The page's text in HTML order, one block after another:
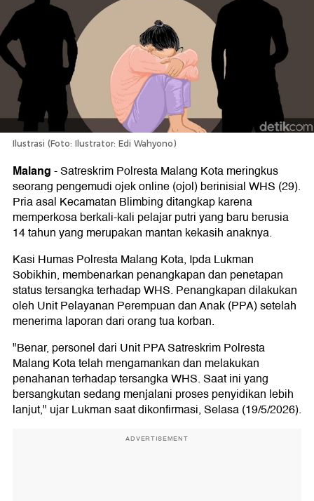
Ilustrasi (Foto: Ilustrator: Edi Wahyono)
Malang-Satreskrim Polresta Malang Kota meringkus
seorang pengemudi ojek online (ojol) berinisial WHS (29).
Pria asal Kecamatan Blimbing ditangkap karena
memperkosa berkali-kali pelajar putri yang baru berusia
14 tahun yang merupakan mantan kekasih anaknya.
Kasi Humas Polresta Malang Kota, Ipda Lukman
Sobikhin, membenarkan penangkapan dan penetapan
status tersangka terhadap WHS. Penangkapan dilakukan
oleh Unit Pelayanan Perempuan dan Anak (PPA) setelah
menerima laporan dari orang tua korban.
"Benar, personel dari Unit PPA Satreskrim Polresta
Malang Kota telah mengamankan dan melakukan
penahanan terhadap tersangka WHS. Saat ini yang
bersangkutan sedang menjalani proses penyidikan lebih
lanjut," ujar Lukman saat dikonfirmasi, Selasa (19/5/2026).
ADVERTISEMENT